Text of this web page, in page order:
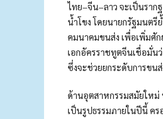
ไทย–จีน–ลาว จะเป็นราก
น้ำโขง โดยนายกรัฐมนต
คมนาคมขนส่ง เพื่อเพิ่มศั
เอกอัครราชทูตจีนเชื่อมั่น
ซึ่งจะช่วยยกระดับการขน
ด้านอุตสาหกรรมสมัยใหม่
เป็นรูปธรรมภายในปีนี้ คร